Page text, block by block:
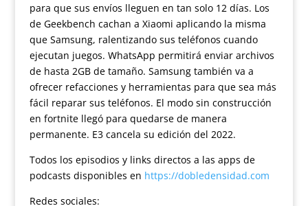
para que sus envíos lleguen en tan solo 12 días. Los
de Geekbench cachan a Xiaomi aplicando la misma
que Samsung, ralentizando sus teléfonos cuando
ejecutan juegos. WhatsApp permitirá enviar archivos
de hasta 2GB de tamaño. Samsung también va a
ofrecer refacciones y herramientas para que sea más
fácil reparar sus teléfonos. El modo sin construcción
en fortnite llegó para quedarse de manera
permanente. E3 cancela su edición del 2022.
Todos los episodios y links directos a las apps de
podcasts disponibles en https://dobledensidad.com
Redes sociales: